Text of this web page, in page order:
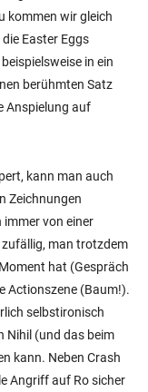
kommen wir gleich
Easter Eggs
in ein
berühmten Satz
Anspielung auf
kann man auch
Zeichnungen
immer von einer
man trotzdem
hat (Gespräch
Actionszene (Baum!).
selbstironisch
Nihil (und das beim
kann. Neben Crash
Angriff auf Ro sicher